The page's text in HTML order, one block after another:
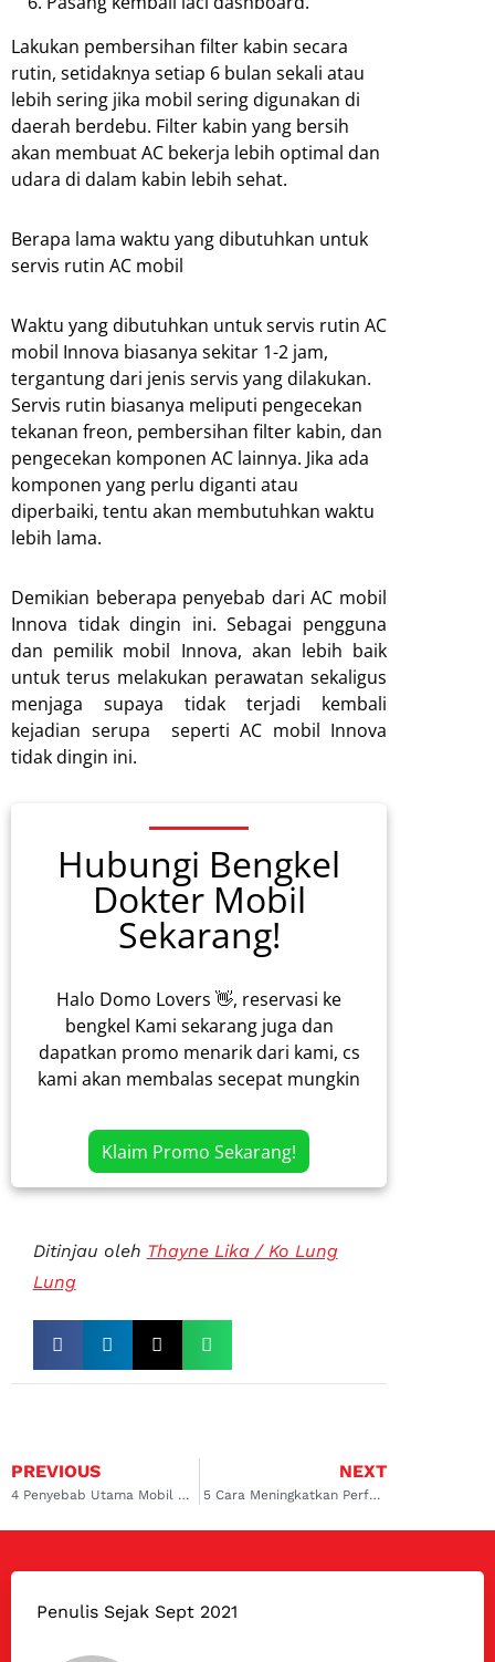
Lakukan pembersihan filter kabin secara
rutin, setidaknya setiap 6 bulan sekali atau
lebih sering jika mobil sering digunakan di
daerah berdebu. Filter kabin yang bersih
akan membuat AC bekerja lebih optimal dan
udara di dalam kabin lebih sehat.
Berapa lama waktu yang dibutuhkan untuk
servis rutin AC mobil
Waktu yang dibutuhkan untuk servis rutin AC
mobil Innova biasanya sekitar 1-2 jam,
tergantung dari jenis servis yang dilakukan.
Servis rutin biasanya meliputi pengecekan
tekanan freon, pembersihan filter kabin, dan
pengecekan komponen AC lainnya. Jika ada
komponen yang perlu diganti atau
diperbaiki, tentu akan membutuhkan waktu
lebih lama.
Demikian beberapa penyebab dari AC mobil
Innova tidak dingin ini. Sebagai pengguna
dan pemilik mobil Innova, akan lebih baik
untuk terus melakukan perawatan sekaligus
menjaga supaya tidak terjadi kembali
kejadian serupa seperti AC mobil Innova
tidak dingin ini.
Hubungi Bengkel
Dokter Mobil
Sekarang!
Halo Domo Lovers 👋, reservasi ke
bengkel Kami sekarang juga dan
dapatkan promo menarik dari kami, cs
kami akan membalas secepat mungkin
Klaim Promo Sekarang!
Ditinjau oleh Thayne Lika / Ko Lung
Lung
PREVIOUS
4 Penyebab Utama Mobil Fortuner Mogok Susah distarter
NEXT
5 Cara Meningkatkan Performa Mobil Agar Irit dan Bertenaga
Penulis Sejak Sept 2021